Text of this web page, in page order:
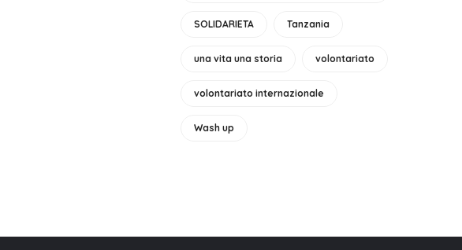
SOLIDARIETA Tanzania
una vita una storia volontariato
volontariato internazionale
Wash up